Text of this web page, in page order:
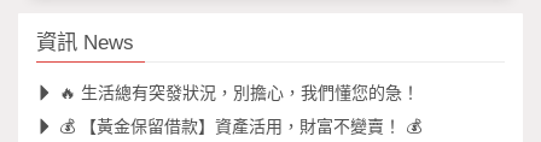
資訊 News
🔥 生活總有突發狀況，別擔心，我們懂您的急！
💰 【黃金保留借款】資產活用，財富不變賣！ 💰